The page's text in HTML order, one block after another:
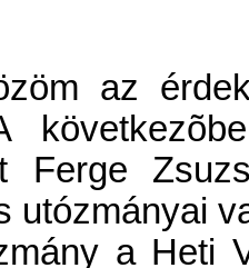
az
Ferge
utózmányai
a Heti